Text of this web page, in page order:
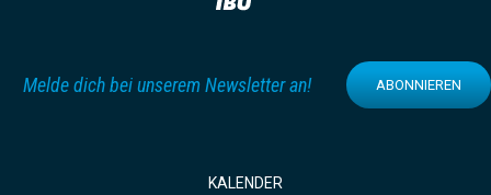
Melde dich bei unserem Newsletter an! ABONNIEREN
KALENDER